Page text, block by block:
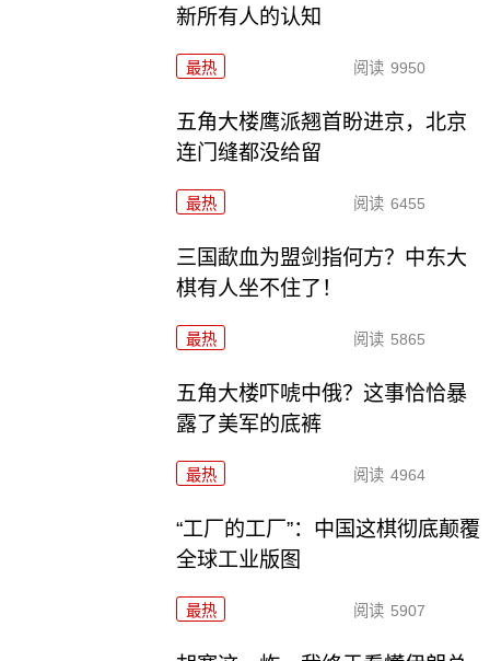
新所有人的认知
最热 阅读 9950
五角大楼鹰派翘首盼进京，北京
连门缝都没给留
最热 阅读 6455
三国歃血为盟剑指何方？中东大
棋有人坐不住了！
最热 阅读 5865
五角大楼吓唬中俄？这事恰恰暴
露了美军的底裤
最热 阅读 4964
“工厂的工厂”：中国这棋彻底颠覆
全球工业版图
最热 阅读 5907